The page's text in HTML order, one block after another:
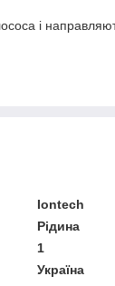
і
Iontech
Рідина
1
Україна